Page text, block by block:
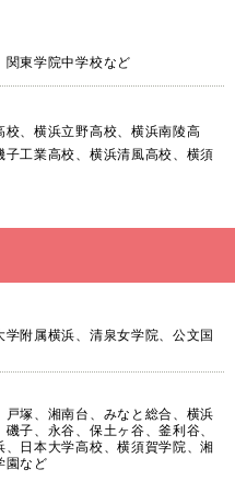
関東学院中学校など
、横浜立野高校、横浜南陵高
工業高校、横浜清風高校、横須
附属横浜、清泉女学院、公文国
塚、湘南台、みなと総合、横浜
子、永谷、保土ヶ谷、釜利谷、
日本大学高校、横須賀学院、湘
園など